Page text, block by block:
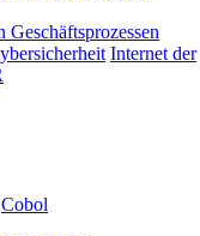
Internet der
Cobol